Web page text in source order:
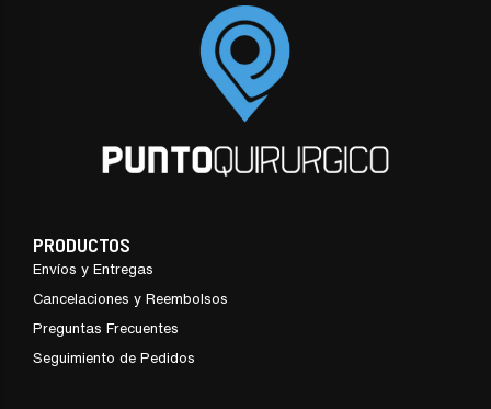
PRODUCTOS
Envíos y Entregas
Cancelaciones y Reembolsos
Preguntas Frecuentes
Seguimiento de Pedidos